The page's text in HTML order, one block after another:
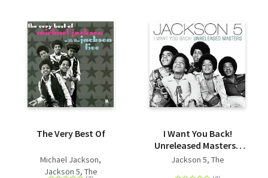
The Very Best Of
Michael Jackson
Jackson 5, The
I Want You Back!
Unreleased Masters -
CD
Jackson 5, The